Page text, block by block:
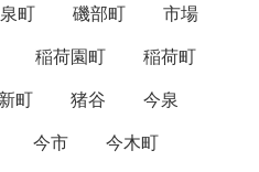
泉町 磯部町
市場
稲荷園町
稲荷町
町 猪谷
今泉
今市
今木町